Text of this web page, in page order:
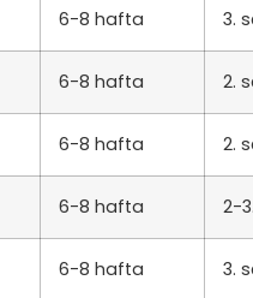
6-8 hafta 3.
6-8 hafta 2.
6-8 hafta 2.
6-8 hafta 2-
6-8 hafta 3.